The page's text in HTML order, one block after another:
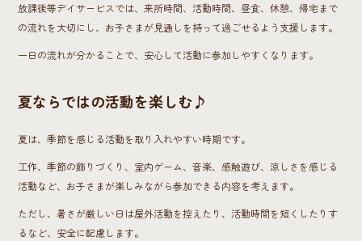
放課後等デイサービスでは、来所時間、活動時間、昼食、休憩、帰宅まで
の流れを大切にし、お子さまが見通しを持って過ごせるよう支援します。
一日の流れが分かることで、安心して活動に参加しやすくなります。
夏ならではの活動を楽しむ♪
夏は、季節を感じる活動を取り入れやすい時期です。
工作、季節の飾りづくり、室内ゲーム、音楽、感触遊び、涼しさを感じる
活動など、お子さまが楽しみながら参加できる内容を考えます。
ただし、暑さが厳しい日は屋外活動を控えたり、活動時間を短くしたりす
るなど、安全に配慮します。